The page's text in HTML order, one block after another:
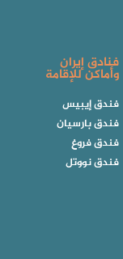
فنادق إيران
وأماكن للإقامة
فندق إيبيس
فندق بارسيان
فندق فروغ
فندق نووتل